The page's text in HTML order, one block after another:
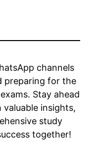
channels
preparing for the
Stay ahead
insights,
study
together!